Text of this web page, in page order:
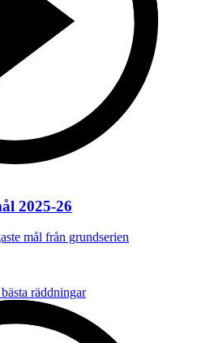
2025-26
mål från grundserien